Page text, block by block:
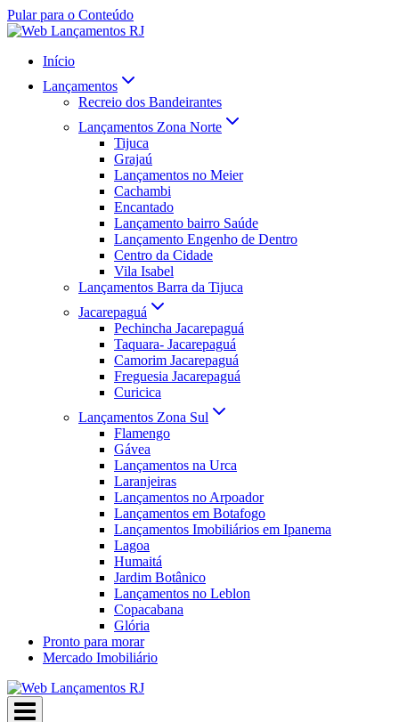
Pular para o Conteúdo
Início
Lançamentos
Recreio dos Bandeirantes
Lançamentos Zona Norte
Tijuca
Grajaú
Lançamentos no Meier
Cachambi
Encantado
Lançamento bairro Saúde
Lançamento Engenho de Dentro
Centro da Cidade
Vila Isabel
Lançamentos Barra da Tijuca
Jacarepaguá
Pechincha Jacarepaguá
Taquara- Jacarepaguá
Camorim Jacarepaguá
Freguesia Jacarepaguá
Curicica
Lançamentos Zona Sul
Flamengo
Gávea
Lançamentos na Urca
Laranjeiras
Lançamentos no Arpoador
Lançamentos em Botafogo
Lançamentos Imobiliários em Ipanema
Lagoa
Humaitá
Jardim Botânico
Lançamentos no Leblon
Copacabana
Glória
Pronto para morar
Mercado Imobiliário